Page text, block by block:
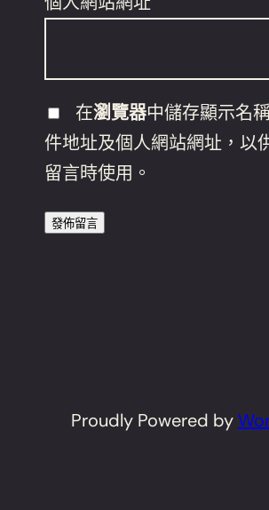
在瀏覽器中儲存顯示名
件地址及個人網站網址，以
留言時使用。
Proudly Powered by